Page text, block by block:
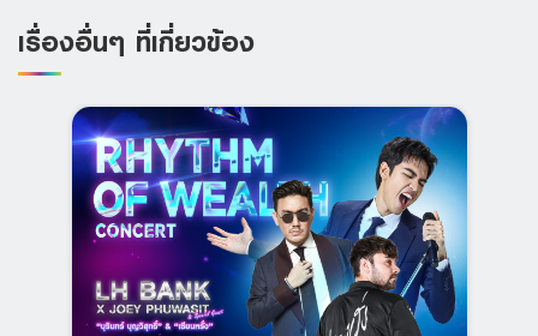
เรื่องอื่นๆ ที่เกี่ยวข้อง